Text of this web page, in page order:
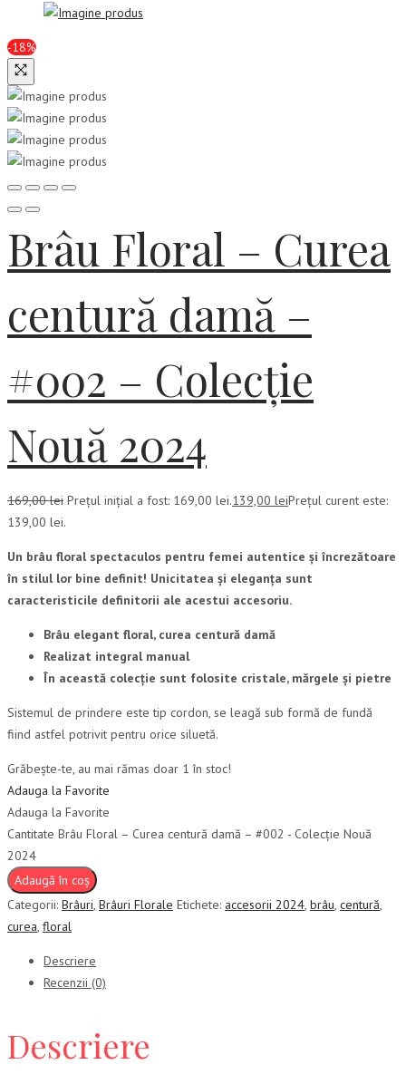
-18%
Brâu Floral – Curea
centură damă –
#002 – Colecție
Nouă 2024
169,00lei Prețul inițial a fost: 169,00 lei.139,00 leiPrețul curent este:
139,00 lei.
Un brâu floral spectaculos pentru femei autentice și încrezătoare
în stilul lor bine definit! Unicitatea și eleganța sunt
caracteristicile definitorii ale acestui accesoriu.
Brâu elegant floral, curea centură damă
Realizat integral manual
În această colecție sunt folosite cristale, mărgele și pietre
Sistemul de prindere este tip cordon, se leagă sub formă de fundă
fiind astfel potrivit pentru orice siluetă.
Grăbește-te, au mai rămas doar 1 în stoc!
Adauga la Favorite
Adauga la Favorite
Cantitate Brâu Floral – Curea centură damă – #002 - Colecție Nouă
2024
Adaugă în coș
Categorii: Brâuri, Brâuri Florale Etichete: accesorii 2024, brâu, centură,
curea, floral
Descriere
Recenzii (0)
Descriere